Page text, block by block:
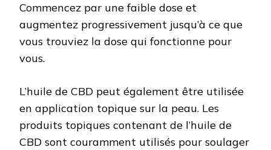
Commencez par une faible dose et
augmentez progressivement jusqu’à ce que
vous trouviez la dose qui fonctionne pour
vous.
L’huile de CBD peut également être utilisée
en application topique sur la peau. Les
produits topiques contenant de l’huile de
CBD sont couramment utilisés pour soulager